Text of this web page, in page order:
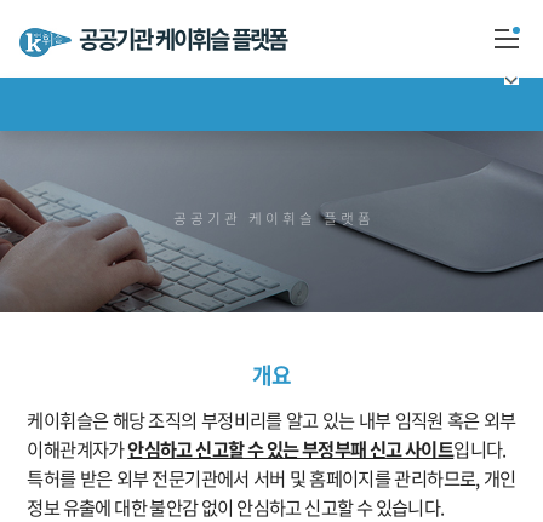
공공기관 케이휘슬 플랫폼
신고하기
Q & A
공공기관 케이휘슬 플랫폼
개요
케이휘슬은 해당 조직의 부정비리를 알고 있는 내부 임직원 혹은 외부
이해관계자가안심하고 신고할 수 있는 부정부패 신고 사이트입니다.
특허를 받은 외부 전문기관에서 서버 및 홈페이지를 관리하므로, 개인
정보 유출에 대한 불안감 없이 안심하고 신고할 수 있습니다.